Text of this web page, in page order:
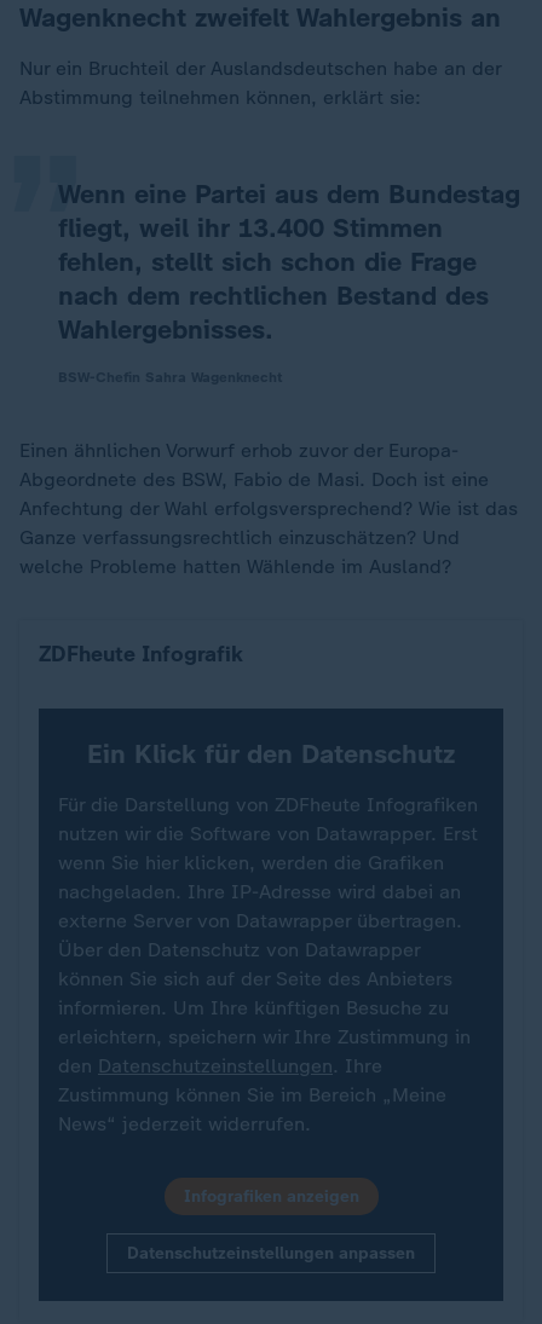
Wagenknecht zweifelt Wahlergebnis an
Nur ein Bruchteil der Auslandsdeutschen habe an der
Abstimmung teilnehmen können, erklärt sie:
Wenn eine Partei aus dem Bundestag
fliegt, weil ihr 13.400 Stimmen
fehlen, stellt sich schon die Frage
nach dem rechtlichen Bestand des
Wahlergebnisses.
„
Einen ähnlichen Vorwurf erhob zuvor der Europa-
Abgeordnete des BSW, Fabio de Masi. Doch ist eine
Anfechtung der Wahl erfolgsversprechend? Wie ist das
Ganze verfassungsrechtlich einzuschätzen? Und
welche Probleme hatten Wählende im Ausland?
ZDFheute Infografik
Ein Klick für den Datenschutz
Für die Darstellung von ZDFheute Infografiken
nutzen wir die Software von Datawrapper. Erst
wenn Sie hier klicken, werden die Grafiken
nachgeladen. Ihre IP-Adresse wird dabei an
externe Server von Datawrapper übertragen.
Über den Datenschutz von Datawrapper
können Sie sich auf der Seite des Anbieters
informieren. Um Ihre künftigen Besuche zu
erleichtern, speichern wir Ihre Zustimmung in
den Datenschutzeinstellungen. Ihre
Zustimmung können Sie im Bereich „Meine
News“ jederzeit widerrufen.
Infografiken anzeigen
Datenschutzeinstellungen anpassen